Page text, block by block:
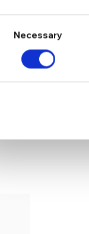
Necessary
în acest navigator